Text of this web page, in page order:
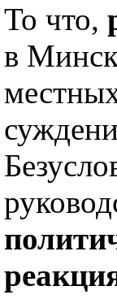
То что,
в